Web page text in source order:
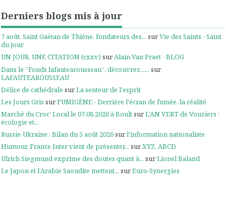
Derniers blogs mis à jour
7 août. Saint Gaëtan de Thiène, fondateurs des... surVie des Saints - Saint
du jour
UN JOUR, UNE CITATION (cxxv) surAlain Van Praet - BLOG
Dans le ”Fonds lafautearousseau”, découvrez...... sur
LAFAUTEAROUSSEAU
Délice de cathédrale surLa senteur de l'esprit
Les Jours Gris surFUMIGÈNE - Derrière l'écran de fumée, la réalité
Marché du Croc' Local le 07.08.2026 à BoultsurL'AN VERT de Vouziers :
écologie et...
Russie-Ukraine : Bilan du 5 août 2026surl'information nationaliste
Humour. France Inter vient de présenter... surXYZ, ABCD
Ulrich Siegmund exprime des doutes quant à... surLionel Baland
Le Japon et l’Arabie Saoudite mettent... surEuro-Synergies